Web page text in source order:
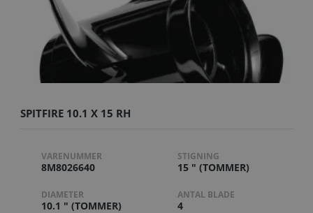
SPITFIRE 10.1 X 15 RH
VARENUMMER
8M8026640
STIGNING
15 " (TOMMER)
DIAMETER
10.1 " (TOMMER)
ANTAL BLADE
4